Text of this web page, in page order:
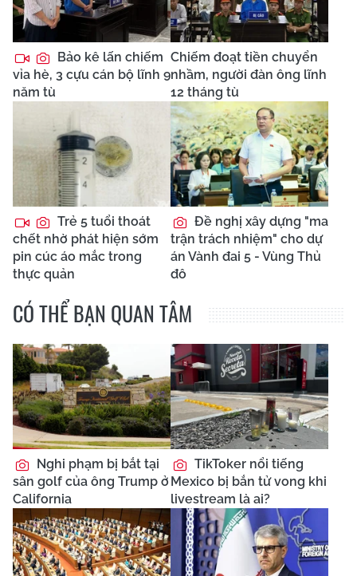
Bảo kê lấn chiếm
vỉa hè, 3 cựu cán bộ lĩnh 9
năm tù
Chiếm đoạt tiền chuyển
nhầm, người đàn ông lĩnh
12 tháng tù
Trẻ 5 tuổi thoát
chết nhờ phát hiện sớm
pin cúc áo mắc trong
thực quản
Đề nghị xây dựng "ma
trận trách nhiệm" cho dự
án Vành đai 5 - Vùng Thủ
đô
CÓ THỂ BẠN QUAN TÂM
Nghi phạm bị bắt tại
sân golf của ông Trump ở
California
TikToker nổi tiếng
Mexico bị bắn tử vong khi
livestream là ai?